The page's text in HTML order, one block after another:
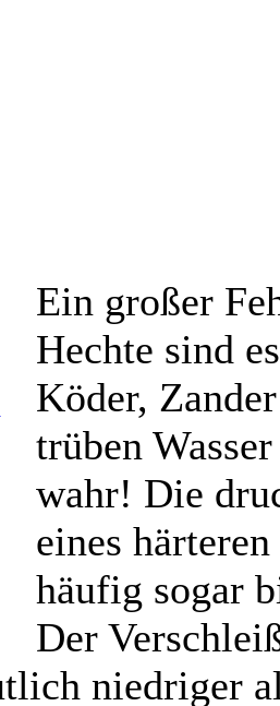
Ein großer
Hechte sind
Köder,
trüben
wahr! Die
eines
häufig sogar
Der
niedriger